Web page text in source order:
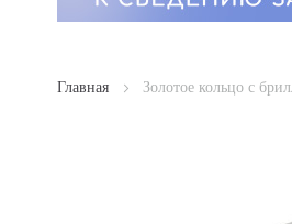
Главная Золотое кольцо с